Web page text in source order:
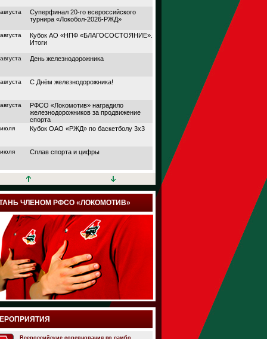
Суперфинал 20-го всероссийского
турнира «Локобол-2026-РЖД»
Кубок АО «НПФ «БЛАГОСОСТОЯНИЕ».
Итоги
День железнодорожника
С Днём железнодорожника!
РФСО «Локомотив» наградило
железнодорожников за продвижение
спорта
Кубок ОАО «РЖД» по баскетболу 3х3
Сплав спорта и цифры
Кубок АО «НПФ
Дорога в большой спорт
июля Поймали волну удачи
июля Папа, мама и я выходим на старт
июля Йога, плавание или теннис?
июля
Подведены итоги шестого сезона
проекта «Трансформация» от РФСО
«Локомотив»
Семейный спортивный фестиваль
здорового образа жизни «ЛокоЛето»
прошёл в Москве
ЧЛЕНОМ РФСО «ЛОКОМОТИВ»
Всероссийские соревнования по самбо.